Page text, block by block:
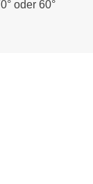
oder 60°